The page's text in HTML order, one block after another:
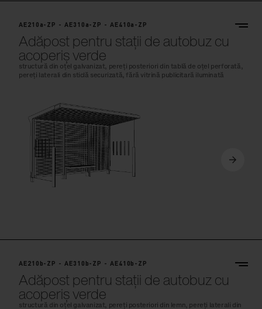
Adăpost pentru stații de autobuz cu
acoperiș verde
structură din oțel galvanizat, pereți posteriori din tablă de oțel perforată,
pereți laterali din sticlă securizată, fără vitrină publicitară iluminată
Adăpost pentru stații de autobuz cu
acoperiș verde
structură din oțel galvanizat, pereți posteriori din lemn, pereți laterali din
sticlă securizată, cu vitrină publicitară iluminată pe un perete lateral